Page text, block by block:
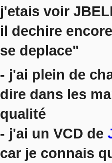
j'etais voir
il dechire
se deplace"
- j'ai plein de
dire dans les
qualité
- j'ai un VCD de
car je connais